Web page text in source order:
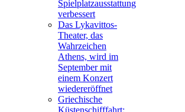
Spielplatzausstattung
verbessert
Das Lykavittos-
Theater, das
Wahrzeichen
Athens, wird im
September mit
einem Konzert
wiedereröffnet
Griechische
Küstenschifffahrt: